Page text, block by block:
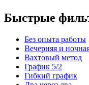
Быстрые
Без опыта работы
Вечерняя и
Вахтовый метод
График 5/2
Гибкий график